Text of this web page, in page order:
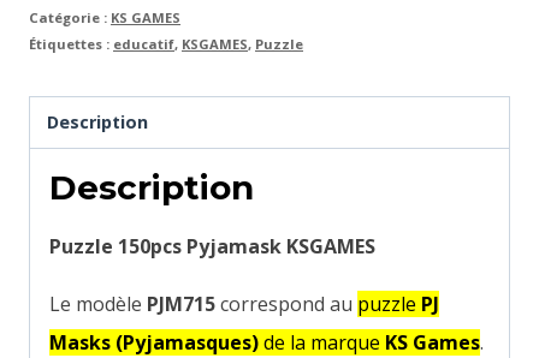
Catégorie : KS GAMES
Étiquettes : educatif, KSGAMES, Puzzle
Description
Description
Puzzle 150pcs Pyjamask KSGAMES
Le modèle PJM715correspond au puzzle PJ
Masks (Pyjamasques)de la marque KS Games.